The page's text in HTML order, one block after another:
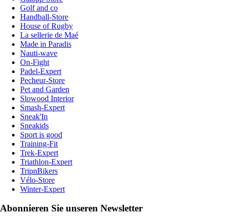
Golf and co
Handball-Store
House of Rugby
La sellerie de Maé
Made in Paradis
Nauti-wave
On-Fight
Padel-Expert
Pecheur-Store
Pet and Garden
Slowood Interior
Smash-Expert
Sneak'In
Sneakids
Sport is good
Training-Fit
Trek-Expert
Triathlon-Expert
TripnBikers
Vélo-Store
Winter-Expert
Abonnieren Sie unseren Newsletter